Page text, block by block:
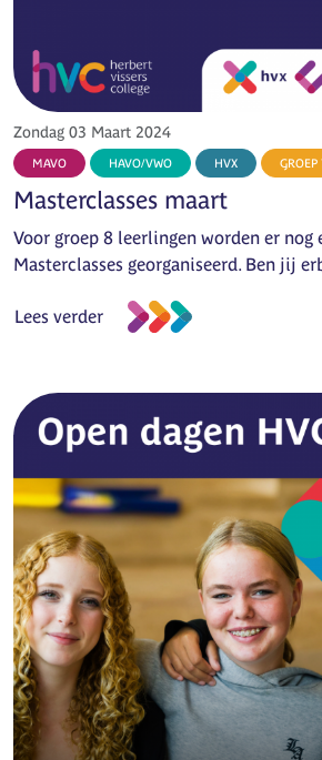
Zondag 03 Maart 2024
MAVO HAVO/VWO HVX
Masterclasses maart
Voor groep 8 leerlingen worden er nog
Masterclasses georganiseerd. Ben jij
Lees verder